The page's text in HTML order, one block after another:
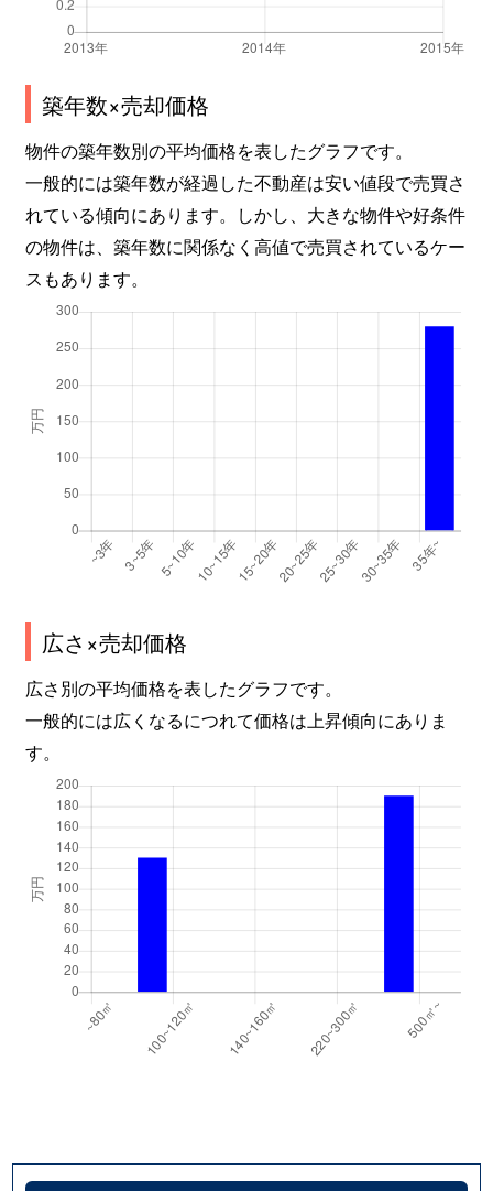
築年数×売却価格
物件の築年数別の平均価格を表したグラフです。
一般的には築年数が経過した不動産は安い値段で売買さ
れている傾向にあります。しかし、大きな物件や好条件
の物件は、築年数に関係なく高値で売買されているケー
スもあります。
広さ×売却価格
広さ別の平均価格を表したグラフです。
一般的には広くなるにつれて価格は上昇傾向にありま
す。